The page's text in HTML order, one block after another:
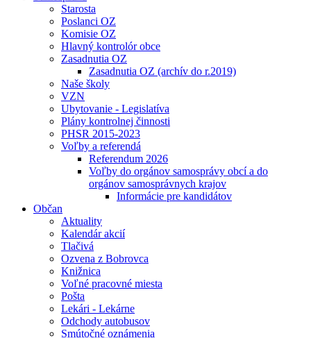
Starosta
Poslanci OZ
Komisie OZ
Hlavný kontrolór obce
Zasadnutia OZ
Zasadnutia OZ (archív do r.2019)
Naše školy
VZN
Ubytovanie - Legislatíva
Plány kontrolnej činnosti
PHSR 2015-2023
Voľby a referendá
Referendum 2026
Voľby do orgánov samosprávy obcí a do
orgánov samosprávnych krajov
Informácie pre kandidátov
Občan
Aktuality
Kalendár akcií
Tlačivá
Ozvena z Bobrovca
Knižnica
Voľné pracovné miesta
Pošta
Lekári - Lekárne
Odchody autobusov
Smútočné oznámenia